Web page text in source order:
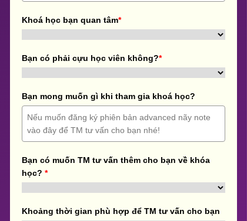
Khoá học bạn quan tâm*
Bạn có phải cựu học viên không?*
Bạn mong muốn gì khi tham gia khoá học?
Bạn có muốn TM tư vấn thêm cho bạn về khóa
học? *
Khoảng thời gian phù hợp để TM tư vấn cho bạn